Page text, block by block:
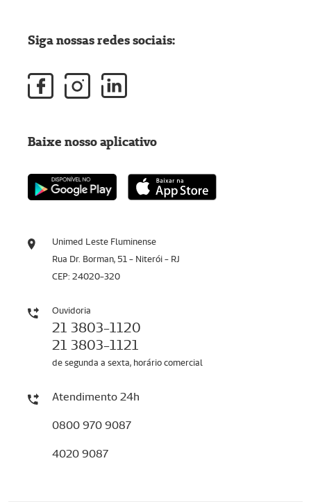
Unimed Leste Fluminense
Rua Dr. Borman, 51 - Niterói - RJ
CEP: 24020-320
Ouvidoria
21 3803-1120
21 3803-1121
de segunda a sexta, horário comercial
Atendimento 24h
0800 970 9087
4020 9087
Siga nossas redes sociais:
Baixe nosso aplicativo